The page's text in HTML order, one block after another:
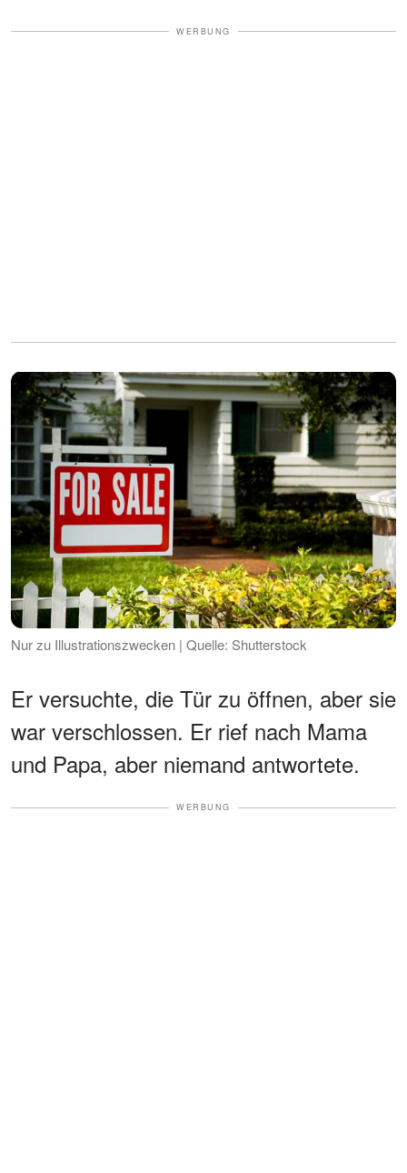
WERBUNG
Nur zu Illustrationszwecken | Quelle: Shutterstock
Er versuchte, die Tür zu öffnen, aber sie
war verschlossen. Er rief nach Mama
und Papa, aber niemand antwortete.
WERBUNG